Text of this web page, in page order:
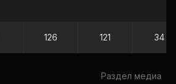
126 121 34
Раздел медиа